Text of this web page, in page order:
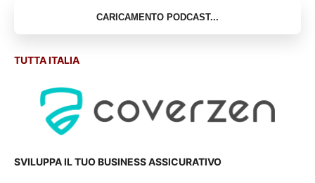
TUTTA ITALIA
SVILUPPA IL TUO BUSINESS ASSICURATIVO